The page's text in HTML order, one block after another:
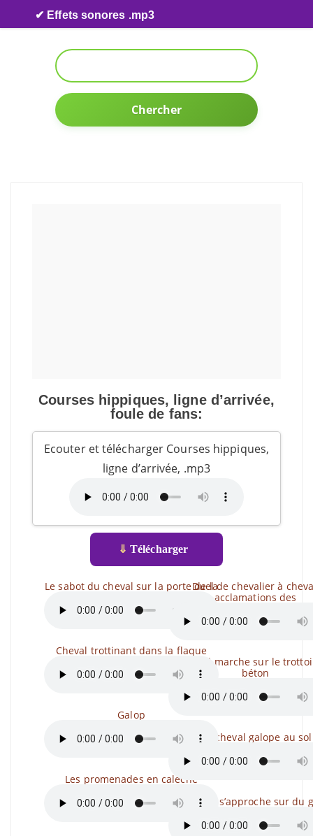
Skip to content
✔ Effets sonores .mp3
Chercher
Courses hippiques, ligne d’arrivée,
foule de fans:
Ecouter et télécharger Courses hippiques,
ligne d’arrivée, .mp3
⇓ Télécharger
Le sabot du cheval sur la porte de la
Cheval trottinant dans la flaque
Galop
Les promenades en calèche
Duel de chevalier à
acclamations des
Cheval marche sur le
béton
Un cheval galope au sol
Un cheval s’approche sur du